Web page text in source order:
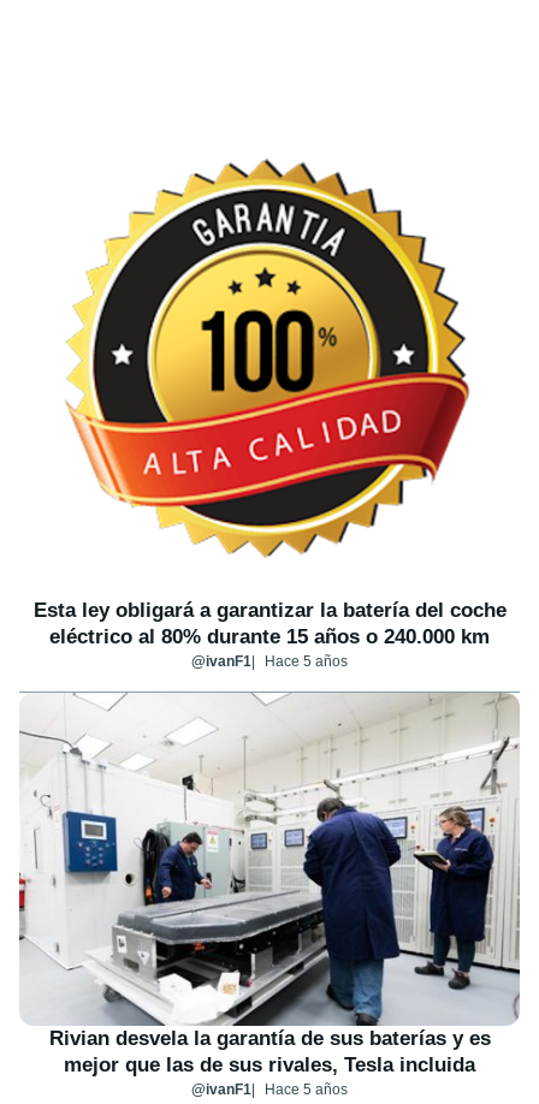
Esta ley obligará a garantizar la batería del coche
eléctrico al 80% durante 15 años o 240.000 km
@ivanF1 Hace 5 años
Rivian desvela la garantía de sus baterías y es
mejor que las de sus rivales, Tesla incluida
@ivanF1 Hace 5 años